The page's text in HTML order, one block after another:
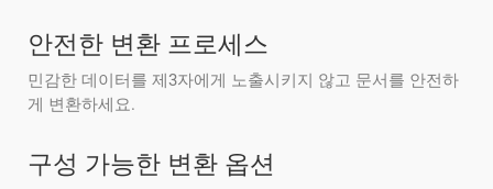
안전한 변환 프로세스
민감한 데이터를 제3자에게 노출시키지 않고 문서를 안전하
게 변환하세요.
구성 가능한 변환 옵션